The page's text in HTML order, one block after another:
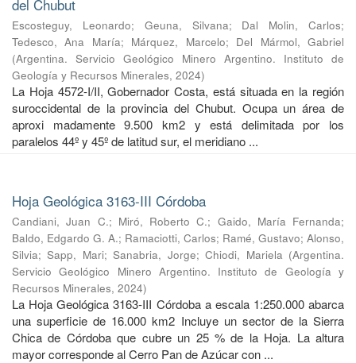
del Chubut
Escosteguy, Leonardo; Geuna, Silvana; Dal Molin, Carlos;
Tedesco, Ana María; Márquez, Marcelo; Del Mármol, Gabriel
(Argentina. Servicio Geológico Minero Argentino. Instituto de
Geología y Recursos Minerales, 2024)
La Hoja 4572-I/II, Gobernador Costa, está situada en la región
suroccidental de la provincia del Chubut. Ocupa un área de
aproxi madamente 9.500 km2 y está delimitada por los
paralelos 44º y 45º de latitud sur, el meridiano ...
Hoja Geológica 3163-III Córdoba
Candiani, Juan C.; Miró, Roberto C.; Gaido, María Fernanda;
Baldo, Edgardo G. A.; Ramaciotti, Carlos; Ramé, Gustavo; Alonso,
Silvia;Sapp, Mari;Sanabria, Jorge;Chiodi, Mariela (Argentina.
Servicio Geológico Minero Argentino. Instituto de Geología y
Recursos Minerales, 2024)
La Hoja Geológica 3163-III Córdoba a escala 1:250.000 abarca
una superficie de 16.000 km2 Incluye un sector de la Sierra
Chica de Córdoba que cubre un 25 % de la Hoja. La altura
mayor corresponde al Cerro Pan de Azúcar con ...